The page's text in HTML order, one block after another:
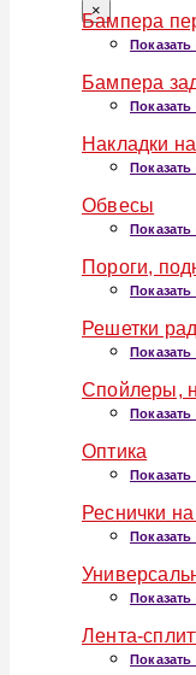
×
Бампера
Бампера
Накладки
Обвесы
Пороги,
Решетки
Спойлеры,
Оптика
Реснички
Лента-